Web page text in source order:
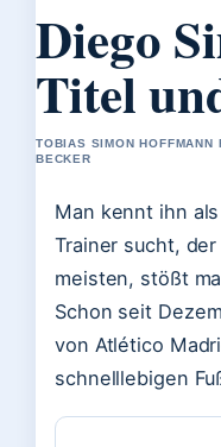
Diego
Titel
TOBIAS SIMON HOFFMANN
BECKER
Man kennt ihn
Trainer sucht,
meisten, stößt
Schon seit
von Atlético
schnelllebigen